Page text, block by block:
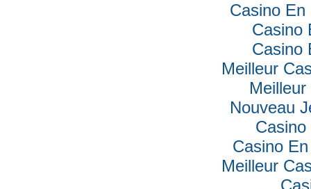
Casino En
Casino
Casino
Meilleur
Nouveau
Casino
Meilleur